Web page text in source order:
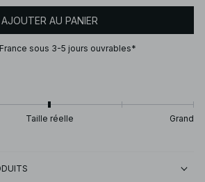
AJOUTER AU PANIER
sous 3-5 jours ouvrables*
Taille réelle Grand